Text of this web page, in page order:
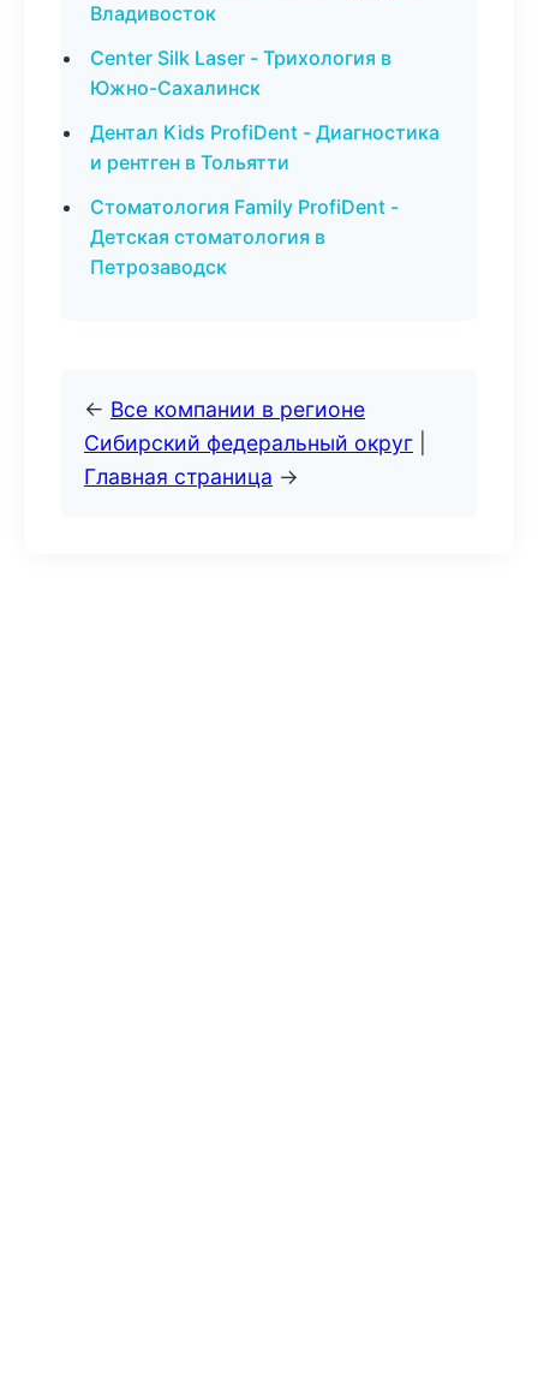
Владивосток
Center Silk Laser - Трихология в
Южно-Сахалинск
Дентал Kids ProfiDent - Диагностика
и рентген в Тольятти
Стоматология Family ProfiDent -
Детская стоматология в
Петрозаводск
← Все компании в регионе
Сибирский федеральный округ
Главная страница →